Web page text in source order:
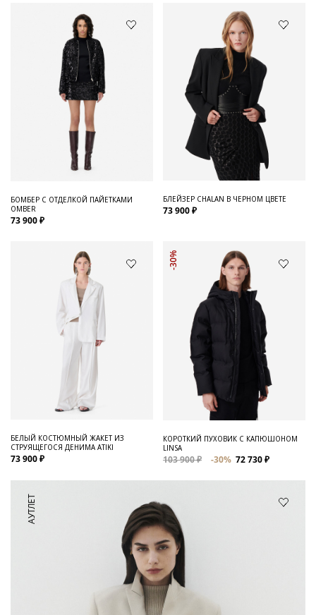
БОМБЕР С ОТДЕЛКОЙ ПАЙЕТКАМИ
OMBER
73 900 ₽
БЛЕЙЗЕР CHALAN В ЧЕРНОМ ЦВЕТЕ
73 900 ₽
БЕЛЫЙ КОСТЮМНЫЙ ЖАКЕТ ИЗ
СТРУЯЩЕГОСЯ ДЕНИМА ATIKI
73 900 ₽
-30%
КОРОТКИЙ ПУХОВИК С КАПЮШОНОМ
LINSA
103 900 ₽ -30% 72 730 ₽
АУТЛЕТ